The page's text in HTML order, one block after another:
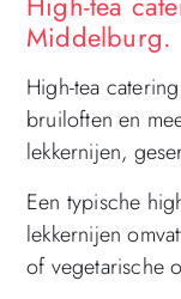
Middelburg.
High-tea
bruiloften en
lekkernijen,
Een typische
lekkernijen
of vegetarische